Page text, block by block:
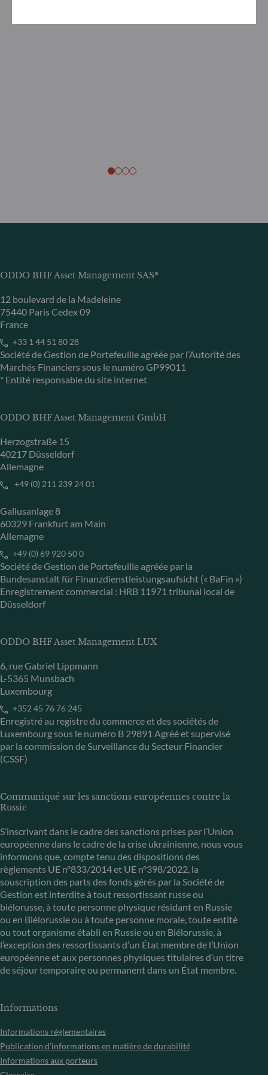
ODDO BHF Asset Management SAS*
12 boulevard de la Madeleine
75440 Paris Cedex 09
France
+33 1 44 51 80 28
Société de Gestion de Portefeuille agréée par l’Autorité des
Marchés Financiers sous le numéro GP99011
* Entité responsable du site internet
ODDO BHF Asset Management GmbH
Herzogstraße 15
40217 Düsseldorf
Allemagne
+49 (0) 211 239 24 01
Gallusanlage 8
60329 Frankfurt am Main
Allemagne
+49 (0) 69 920 50 0
Société de Gestion de Portefeuille agréée par la
Bundesanstalt für Finanzdienstleistungsaufsicht (« BaFin »)
Enregistrement commercial : HRB 11971 tribunal local de
Düsseldorf
ODDO BHF Asset Management LUX
6, rue Gabriel Lippmann
L-5365 Munsbach
Luxembourg
+352 45 76 76 245
Enregistré au registre du commerce et des sociétés de
Luxembourg sous le numéro B 29891 Agréé et supervisé
par la commission de Surveillance du Secteur Financier
(CSSF)
Communiqué sur les sanctions européennes contre la
Russie
S’inscrivant dans le cadre des sanctions prises par l’Union
européenne dans le cadre de la crise ukrainienne, nous vous
informons que, compte tenu des dispositions des
règlements UE n°833/2014 et UE n°398/2022, la
souscription des parts des fonds gérés par la Société de
Gestion est interdite à tout ressortissant russe ou
biélorusse, à toute personne physique résidant en Russie
ou en Biélorussie ou à toute personne morale, toute entité
ou tout organisme établi en Russie ou en Biélorussie, à
l’exception des ressortissants d’un État membre de l’Union
européenne et aux personnes physiques titulaires d’un titre
de séjour temporaire ou permanent dans un État membre.
Informations
Informations réglementaires
Publication d’informations en matière de durabilité
Informations aux porteurs